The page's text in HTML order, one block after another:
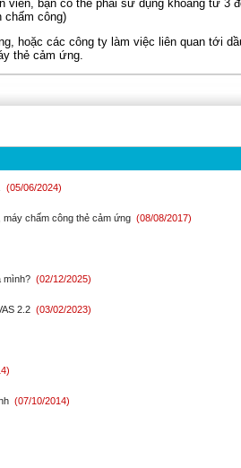
bạn có thể phải sử dụng khoảng từ 3
chấm công)
hoặc các công ty làm việc liên quan tới
thẻ cảm ứng.
(05/06/2024)
chấm công thẻ cảm ứng (08/08/2017)
mình? (02/12/2025)
2.2 (03/02/2023)
(07/10/2014)